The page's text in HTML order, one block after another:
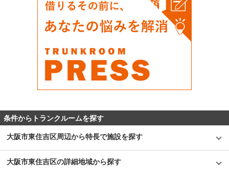
条件からトランクルームを探す
大阪市東住吉区周辺から特長で施設を探す
大阪市東住吉区の詳細地域から探す